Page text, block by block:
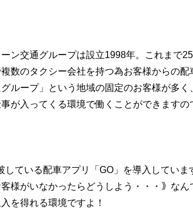
ン交通グループは設立1998年。これまで
数のタクシー会社を持つ為お客様からの
ループ」という地域の固定のお客様が多
が入ってくる環境で働くことができます
ている配車アプリ「GO」を導入してい
様がいなかったらどうしよう・・・｠なん
を得れる環境ですよ！